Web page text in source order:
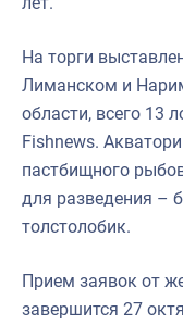
Укрепление
На торги
Лиманском и
области, всего 13
Fishnews.
пастбищного
для разведения –
толстолобик.
Прием заявок от
завершится 27